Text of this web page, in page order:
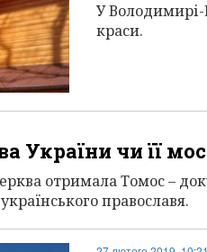
У
краси.
України чи її
отримала Томос –
православя.